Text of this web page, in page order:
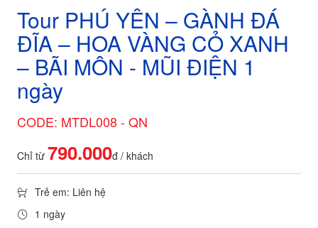
Tour PHÚ YÊN – GÀNH ĐÁ
ĐĨA – HOA VÀNG CỎ XANH
– BÃI MÔN - MŨI ĐIỆN 1
ngày
CODE: MTDL008 - QN
Chỉ từ 790.000đ / khách
Trẻ em: Liên hệ
1 ngày